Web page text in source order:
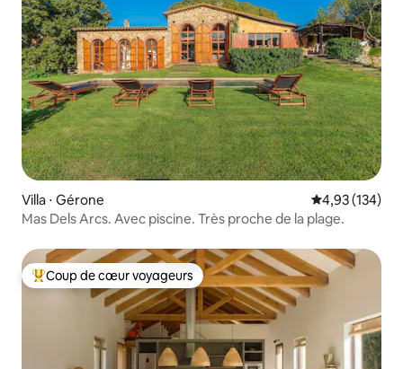
Villa ⋅ Gérone Évaluation
4,93 (134)
Mas Dels Arcs. Avec piscine. Très proche de la plage.
Coups de cœur voyageurs les plus appréciés
Coup de cœur voyageurs